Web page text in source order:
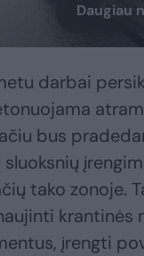
Daugiau
darbai
bus
tako zonoje.
krantinės
įrengti